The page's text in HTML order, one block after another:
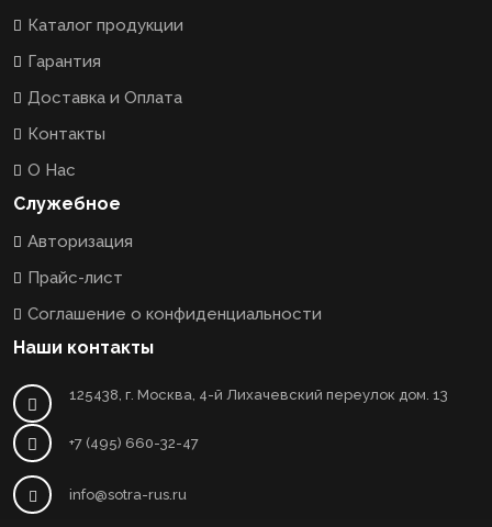
Каталог продукции
Гарантия
Доставка и Оплата
Контакты
О Нас
Служебное
Авторизация
Прайс-лист
Соглашение о конфиденциальности
Наши контакты
125438, г. Москва, 4-й Лихачевский переулок дом. 13
+7 (495) 660-32-47
info@sotra-rus.ru